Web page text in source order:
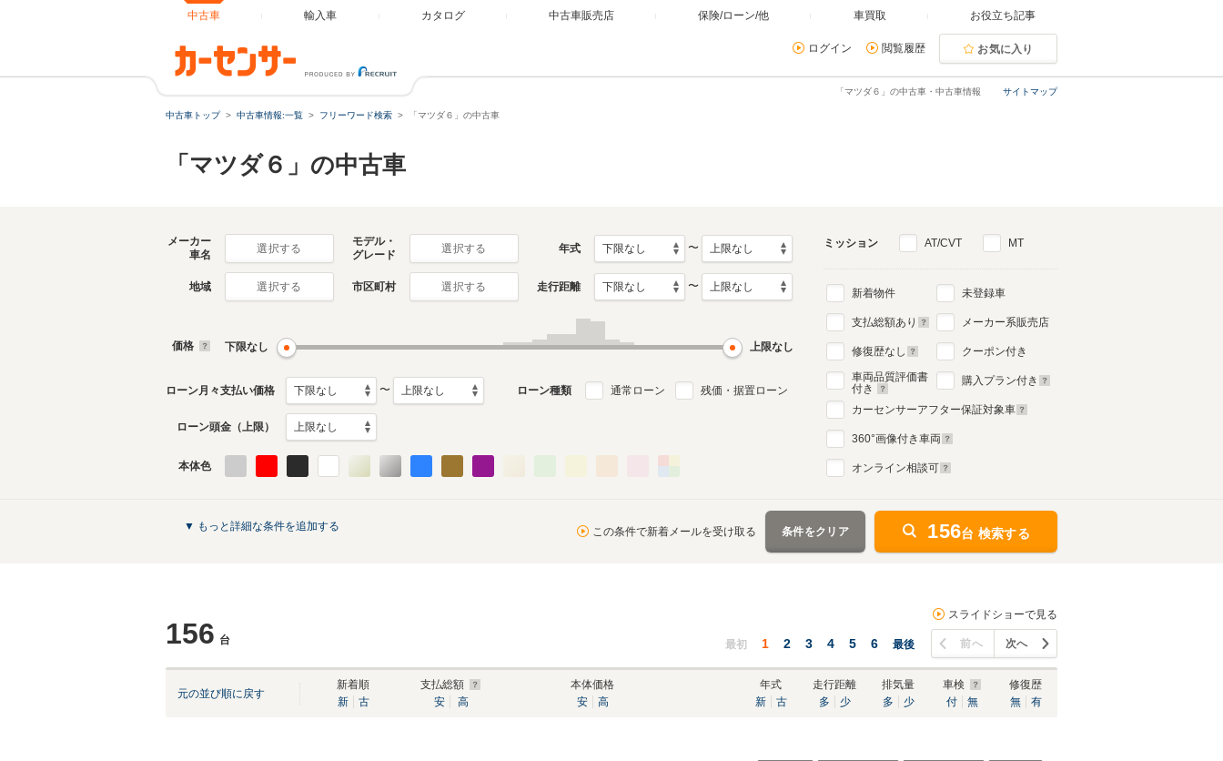
中古車 輸入車 カタログ 中古車販売店 保険/ローン/他 車買取 お役立ち記事
ログイン 閲覧履歴 お気に入り
サイトマップ
「マツダ６」の中古車・中古車情報
中古車トップ 中古車情報:一覧 フリーワード検索 「マツダ６」の中古車
「マツダ６」の中古車
メーカー
車名
選択する
モデル・
グレード
選択する 年式 〜
地域 選択する 市区町村 選択する 走行距離 〜
価格 下限なし 上限なし
ローン月々支払い価格 〜 ローン種類 通常ローン 残価・据置ローン
ローン頭金（上限）
本体色
ミッション AT/CVT MT
新着物件
支払総額あり
修復歴なし
車両品質評価書
付き
未登録車
メーカー系販売店
クーポン付き
購入プラン付き
カーセンサーアフター保証対象車
360°画像付き車両
オンライン相談可
▼ もっと詳細な条件を追加する この条件で新着メールを受け取る 条件をクリア 156台 検索する
156 台
スライドショーで見る
最初 1 2 3 4 5 6 最後 前へ 次へ
元の並び順に戻す
新着順
新
古
支払総額
安
高
本体価格
安
高
年式
新
古
走行距離
多
少
排気量
多
少
車検
付
無
修復歴
無
有